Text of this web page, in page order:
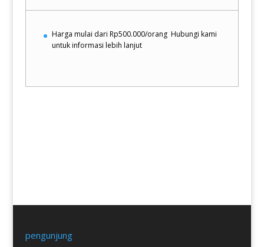
Harga mulai dari Rp500.000/orang Hubungi kami
untuk informasi lebih lanjut
pengunjung